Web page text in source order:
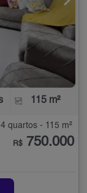
115 m²
quartos - 115 m²
R$ 750.000